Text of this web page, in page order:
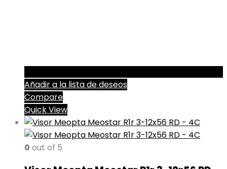
Añadir a la lista de deseos
Compare
Quick View
0 out of 5